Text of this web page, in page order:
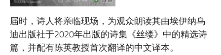
届时，诗人将亲临现场，为观众朗读其由埃伊纳乌
迪出版社于2020年出版的诗集《丝缕》中的精选诗
篇，并配有陈英教授首次翻译的中文译本。